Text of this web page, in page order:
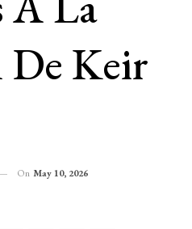
Keir
On May 10, 2026